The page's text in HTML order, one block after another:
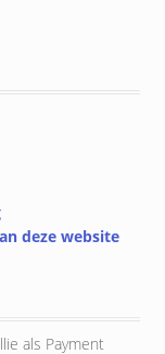
deze website
als Payment